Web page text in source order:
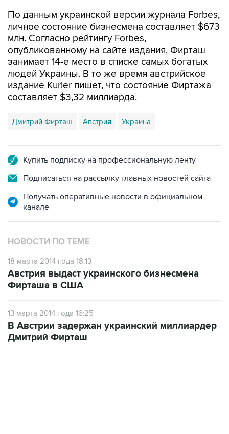
По данным украинской версии журнала Forbes,
личное состояние бизнесмена составляет $673
млн. Согласно рейтингу Forbes,
опубликованному на сайте издания, Фирташ
занимает 14-е место в списке самых богатых
людей Украины. В то же время австрийское
издание Kurier пишет, что состояние Фиртажа
составляет $3,32 миллиарда.
Дмитрий Фирташ Австрия Украина
Купить подписку на профессиональную ленту
Подписаться на рассылку главных новостей сайта
Получать оперативные новости в официальном
канале
НОВОСТИ ПО ТЕМЕ
18 марта 2014 года 18:13
Австрия выдаст украинского бизнесмена
Фирташа в США
13 марта 2014 года 16:25
В Австрии задержан украинский миллиардер
Дмитрий Фирташ